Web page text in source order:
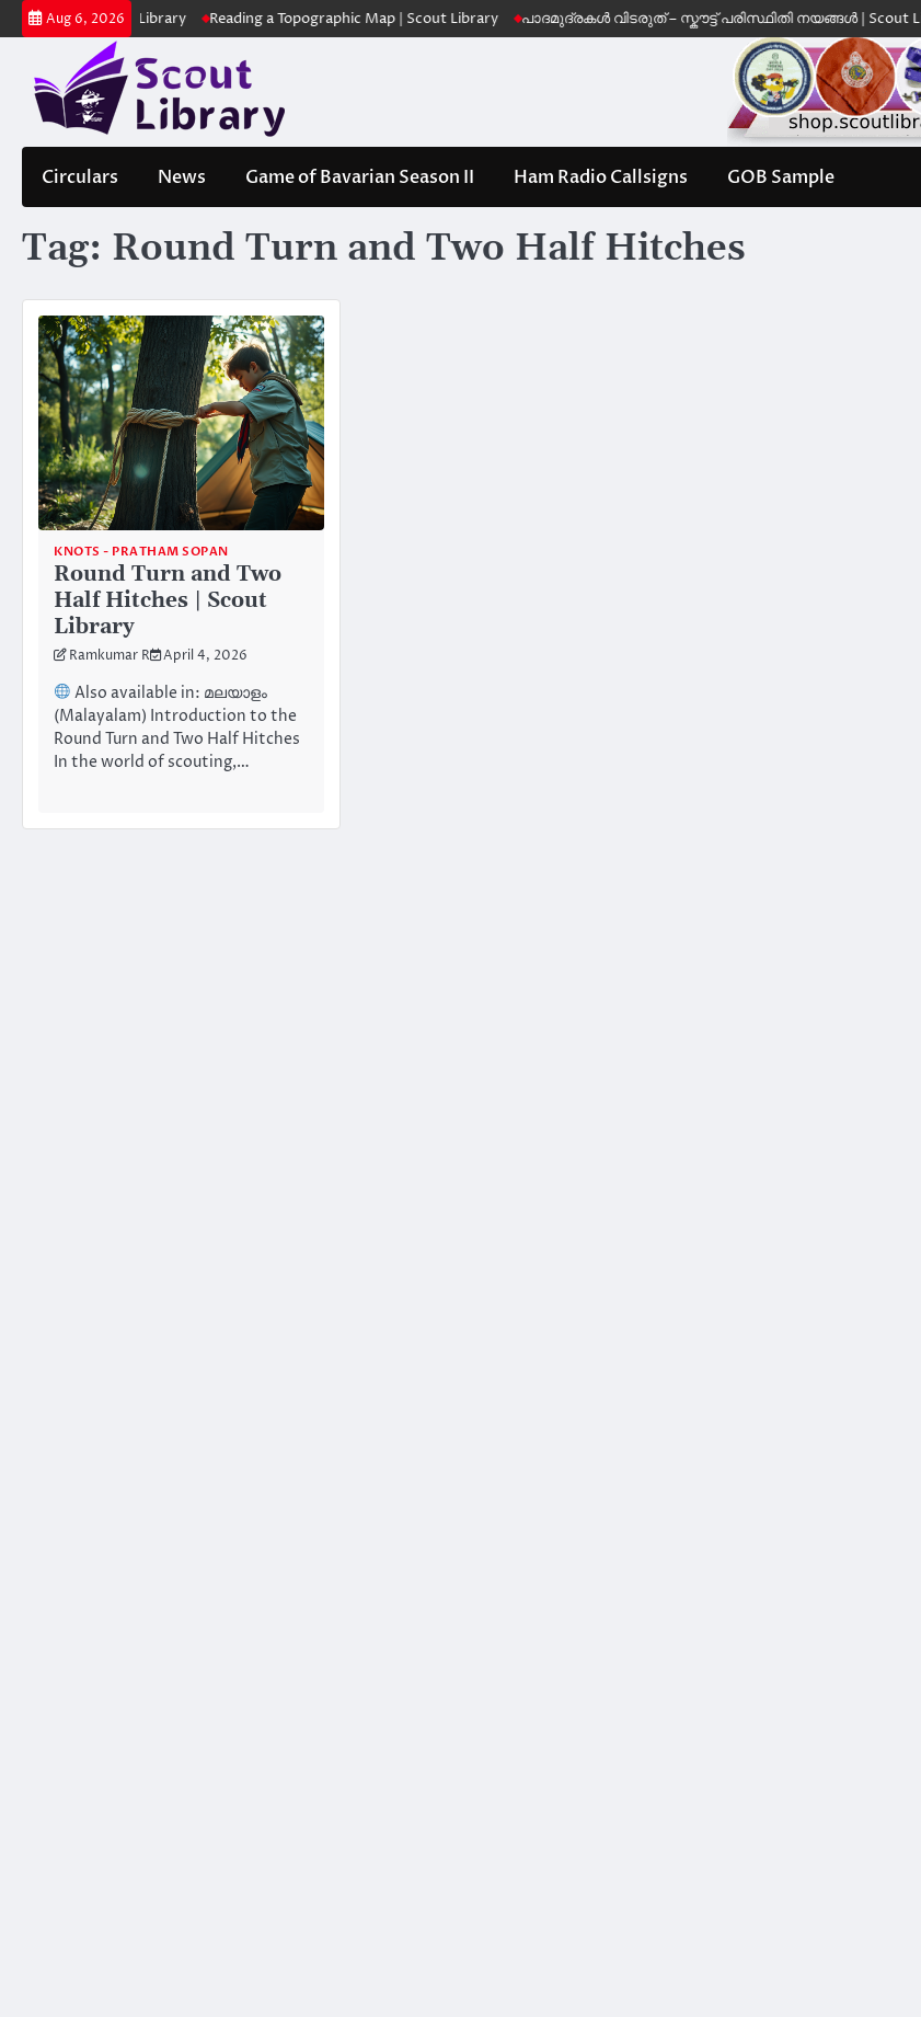
Skip
to
Aug 6, 2026
| Scout Library Reading a Topographic Map | Scout Library പാദമുദ്രകൾ വിടരുത് – സ്കൗട്ട് പരിസ്ഥിതി നയങ്ങൾ | Scout Library
Circulars News Game of Bavarian Season II Ham Radio Callsigns GOB Sample
Tag: Round Turn and Two Half Hitches
KNOTS - PRATHAM SOPAN
Round Turn and Two
Half Hitches | Scout
Library
Ramkumar R April 4, 2026
Also available in: മലയാളം
(Malayalam) Introduction to the
Round Turn and Two Half Hitches
In the world of scouting,…